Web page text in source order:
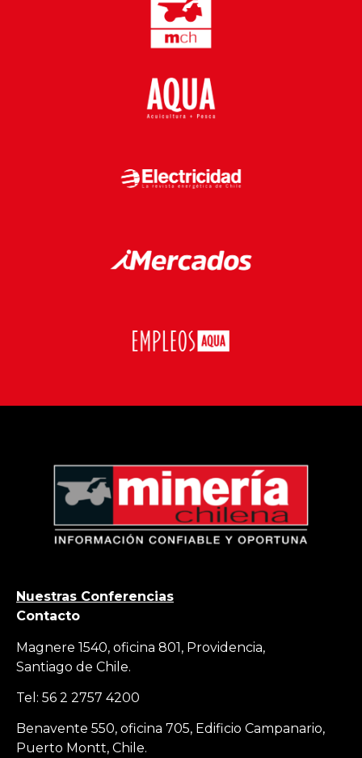
Nuestras Conferencias
Contacto
Magnere 1540, oficina 801, Providencia,
Santiago de Chile.
Tel: 56 2 2757 4200
Benavente 550, oficina 705, Edificio Campanario,
Puerto Montt, Chile.